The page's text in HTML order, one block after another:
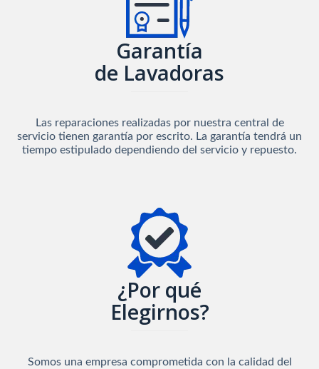
Garantía
de Lavadoras
Las reparaciones realizadas por nuestra central de
servicio tienen garantía por escrito. La garantía tendrá un
tiempo estipulado dependiendo del servicio y repuesto.
¿Por qué
Elegirnos?
Somos una empresa comprometida con la calidad del